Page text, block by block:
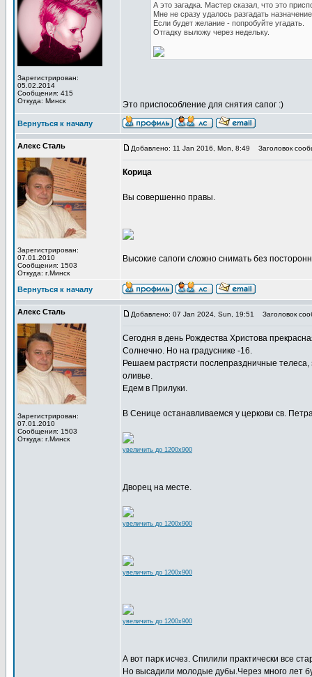
Зарегистрирован:
05.02.2014
Сообщения: 415
Откуда: Минск
А это загадка. Мастер сказал, что это
Мне не сразу удалось разгадать
Если будет желание - попробуйте угадать.
Отгадку выложу через недельку.
Это приспособление для снятия сапог :)
Вернуться к началу
Алекс Сталь
Зарегистрирован:
07.01.2010
Сообщения: 1503
Откуда: г.Минск
Добавлено: 11 Jan 2016, Mon, 8:49 Заголовок
Корица
Вы совершенно правы.
Высокие сапоги сложно снимать без
Вернуться к началу
Алекс Сталь
Зарегистрирован:
07.01.2010
Сообщения: 1503
Откуда: г.Минск
Добавлено: 07 Jan 2024, Sun, 19:51 Заголовок
Сегодня в день Рождества Христова
Солнечно. Но на градуснике -16.
Решаем растрясти послепраздничные телеса,
оливье.
Едем в Прилуки.
В Сенице останавливаемся у церкови св.
увеличить до 1200x900
Дворец на месте.
увеличить до 1200x900
увеличить до 1200x900
увеличить до 1200x900
А вот парк исчез. Спилили практически все
Но высадили молодые дубы.Через много лет